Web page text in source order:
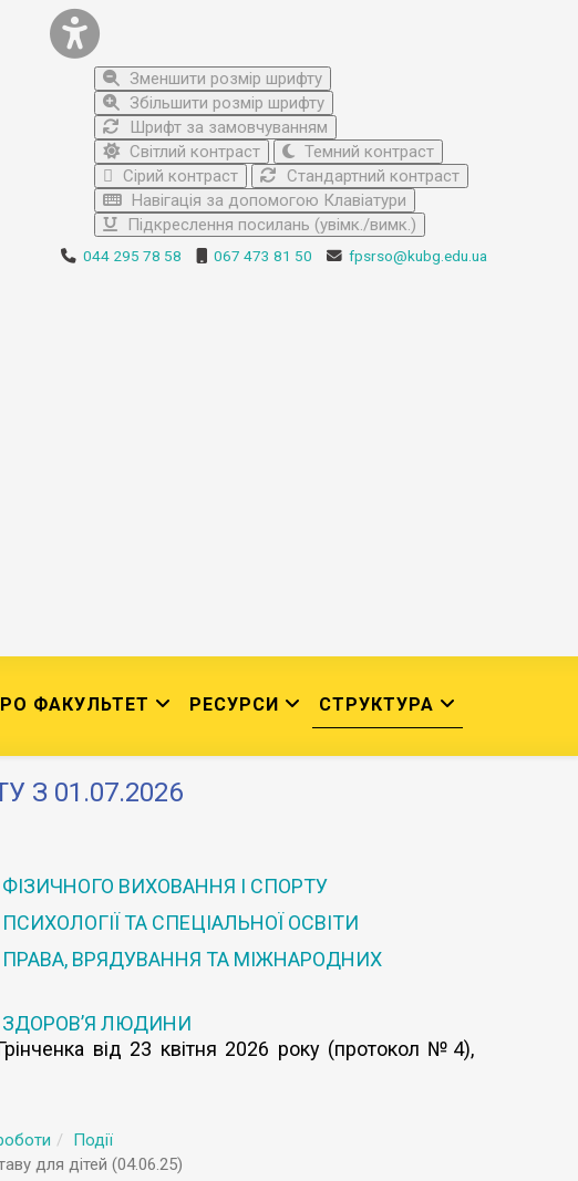
Зменшити розмір шрифту
Збільшити розмір шрифту
Шрифт за замовчуванням
Світлий контраст
Темний контраст
Сірий контраст
Стандартний контраст
Навігація за допомогою Клавіатури
Підкреслення посилань (увімк./вимк.)
044 295 78 58 067 473 81 50 fpsrso@kubg.edu.ua
ФАКУЛЬТЕТ РЕСУРСИ СТРУКТУРА
З 01.07.2026
ВИХОВАННЯ І СПОРТУ
ТА СПЕЦІАЛЬНОЇ ОСВІТИ
ВРЯДУВАННЯ ТА МІЖНАРОДНИХ
ЛЮДИНИ
від 23 квітня 2026 року (протокол №4),
Події
для дітей (04.06.25)